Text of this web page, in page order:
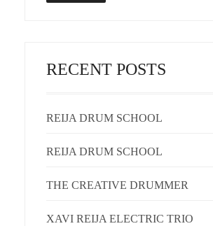
RECENT POSTS
REIJA DRUM SCHOOL
REIJA DRUM SCHOOL
THE CREATIVE DRUMMER
XAVI REIJA ELECTRIC TRIO